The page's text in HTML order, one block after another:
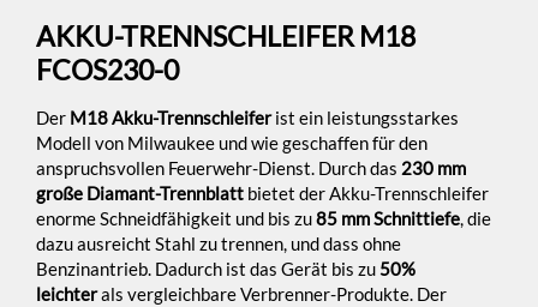
AKKU-TRENNSCHLEIFER M18
FCOS230-0
Der M18 Akku-Trennschleiferist ein leistungsstarkes
Modell von Milwaukee und wie geschaffen für den
anspruchsvollen Feuerwehr-Dienst. Durch das 230 mm
große Diamant-Trennblatt bietet der Akku-Trennschleifer
enorme Schneidfähigkeit und bis zu85 mm Schnittiefe, die
dazu ausreicht Stahl zu trennen, und dass ohne
Benzinantrieb. Dadurch ist das Gerät bis zu 50%
leichterals vergleichbare Verbrenner-Produkte. Der